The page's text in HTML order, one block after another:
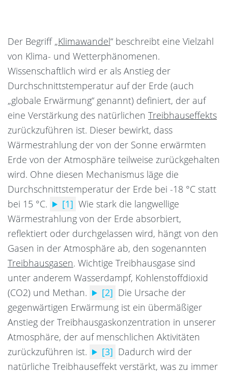
Der Begriff „Klimawandel“ beschreibt eine Vielzahl
von Klima- und Wetterphänomenen.
Wissenschaftlich wird er als Anstieg der
Durchschnittstemperatur auf der Erde (auch
„globale Erwärmung“ genannt) definiert, der auf
eine Verstärkung des natürlichen Treibhauseffekts
zurückzuführen ist. Dieser bewirkt, dass
Wärmestrahlung der von der Sonne erwärmten
Erde von der Atmosphäre teilweise zurückgehalten
wird. Ohne diesen Mechanismus läge die
Durchschnittstemperatur der Erde bei -18 °C statt
bei 15 °C.
[1] Wie stark die langwellige
Wärmestrahlung von der Erde absorbiert,
reflektiert oder durchgelassen wird, hängt von den
Gasen in der Atmosphäre ab, den sogenannten
Treibhausgasen. Wichtige Treibhausgase sind
unter anderem Wasserdampf, Kohlenstoffdioxid
(CO2) und Methan.
[2] Die Ursache der
gegenwärtigen Erwärmung ist ein übermäßiger
Anstieg der Treibhausgaskonzentration in unserer
Atmosphäre, der auf menschlichen Aktivitäten
zurückzuführen ist.
[3] Dadurch wird der
natürliche Treibhauseffekt verstärkt, was zu immer